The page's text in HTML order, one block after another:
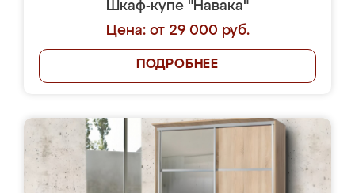
Шкаф-купе "Навака"
Цена: от 29 000 руб.
ПОДРОБНЕЕ